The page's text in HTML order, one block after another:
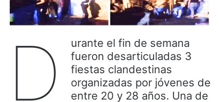
D
urante el fin de semana
fueron desarticuladas 3
fiestas clandestinas
organizadas por jóvenes de
entre 20 y 28 años. Una de